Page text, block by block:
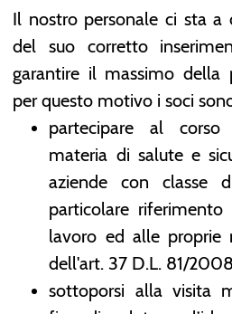
Il nostro personale ci sta a
del suo corretto
garantire il massimo della
per questo motivo i soci
partecipare al
materia di salute e
aziende con classe
particolare
lavoro ed alle proprie
dell'art. 37 D.L. 81/
sottoporsi alla visita